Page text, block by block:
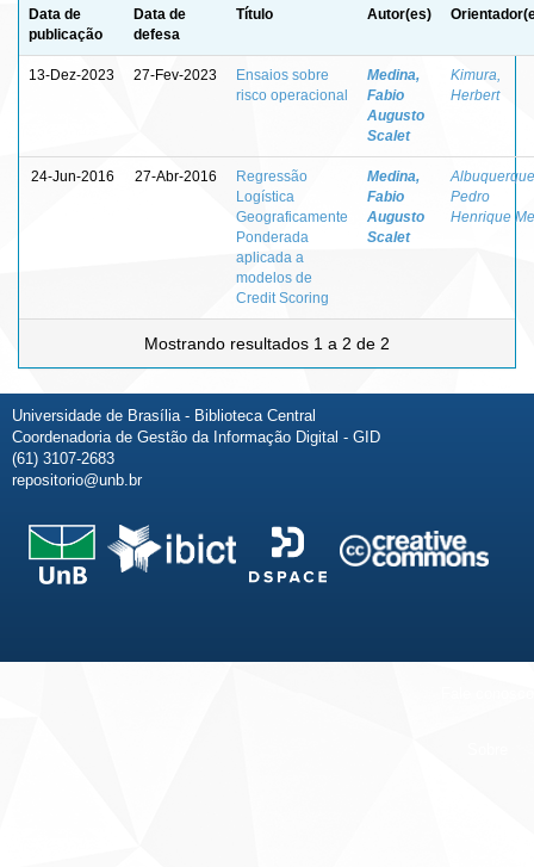
Data de
publicação
Data de
defesa
Título Autor(es)
13-Dez-2023 27-Fev-2023
Ensaios sobre
risco operacional
Medina,
Fabio
Augusto
Scalet
Kimura,
Herbert
24-Jun-2016 27-Abr-2016
Regressão
Logística
Geograficamente
Ponderada
aplicada a
modelos de
Credit Scoring
Medina,
Fabio
Augusto
Scalet
Pedro
Henrique
Mostrando resultados 1 a 2 de 2
Universidade de Brasília - Biblioteca Central
Coordenadoria de Gestão da Informação Digital - GID
(61) 3107-2683
repositorio@unb.br